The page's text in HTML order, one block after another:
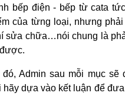
bếp điện - bếp từ cata
của từng loại, nhưng
sửa chữa…nói chung là
đó, Admin sau mỗi mục sẽ
hãy dựa vào kết luận để